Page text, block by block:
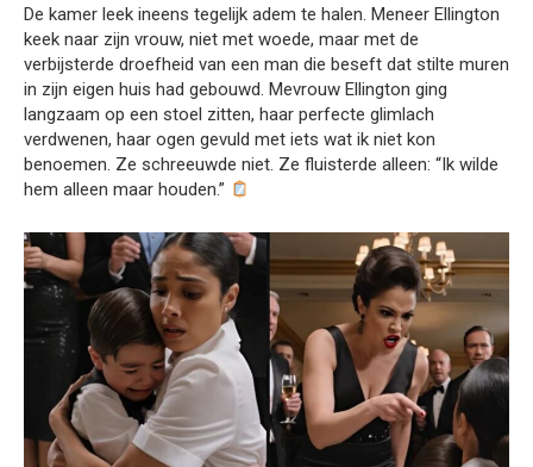
De kamer leek ineens tegelijk adem te halen. Meneer Ellington
keek naar zijn vrouw, niet met woede, maar met de
verbijsterde droefheid van een man die beseft dat stilte muren
in zijn eigen huis had gebouwd. Mevrouw Ellington ging
langzaam op een stoel zitten, haar perfecte glimlach
verdwenen, haar ogen gevuld met iets wat ik niet kon
benoemen. Ze schreeuwde niet. Ze fluisterde alleen: “Ik wilde
hem alleen maar houden.”